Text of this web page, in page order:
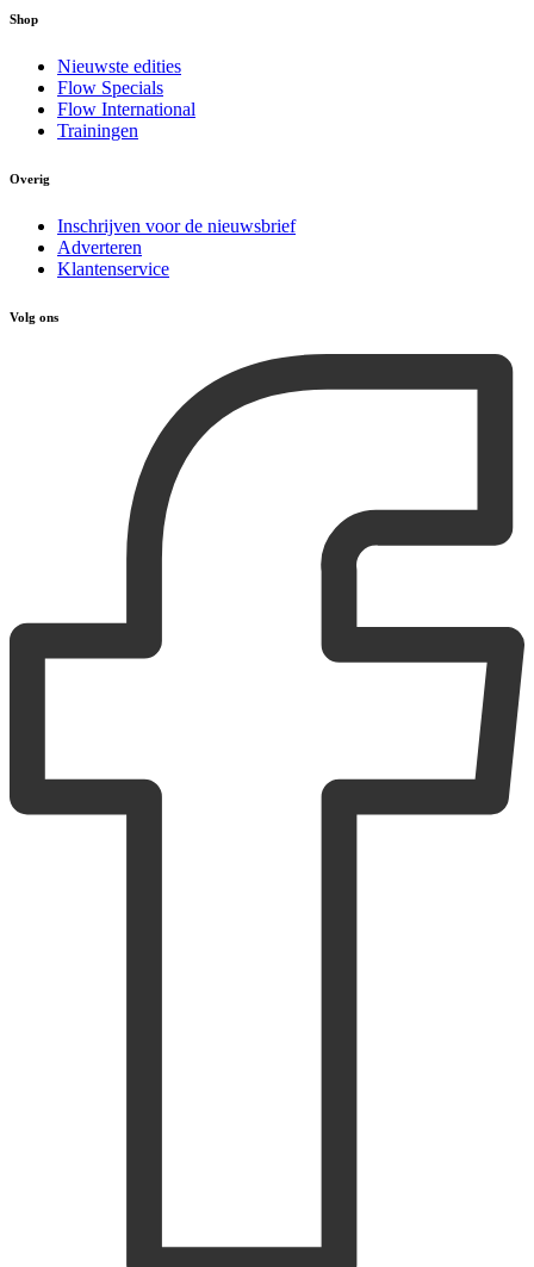
Shop
Nieuwste edities
Flow Specials
Flow International
Trainingen
Overig
Inschrijven voor de nieuwsbrief
Adverteren
Klantenservice
Volg ons